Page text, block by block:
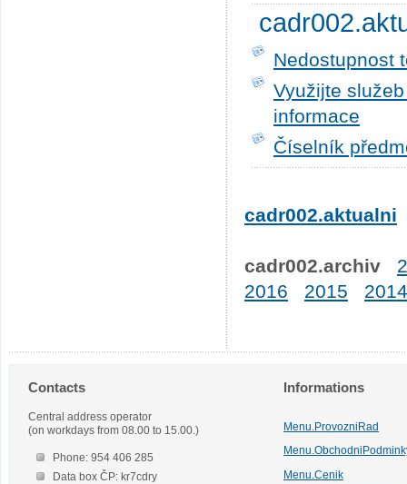
Nedostupnost
Využijte
informace
Číselník
cadr002.aktualni
cadr002.archiv
2016
2015 2014
Contacts
Central address operator
(on workdays from 08.00 to 15.00.)
Phone: 954 406 285
Data box ČP: kr7cdry
Informations
Menu.ProvozniRad
Menu.Cenik